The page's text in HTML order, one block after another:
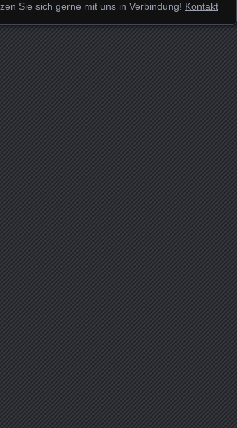
Sie sich gerne mit uns in Verbindung! Kontakt